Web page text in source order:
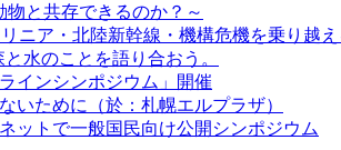
物と共存できるのか？～
ア・北陸新幹線・機構危機を乗り越え
水のことを語り合おう。
インシンポジウム」開催
いために（於：札幌エルプラザ）
ットで一般国民向け公開シンポジウム